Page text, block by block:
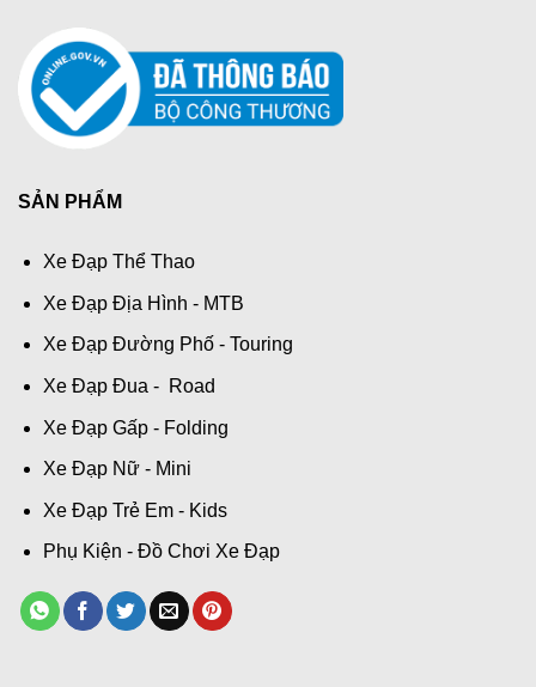
SẢN PHẨM
Xe Đạp Thể Thao
Xe Đạp Địa Hình - MTB
Xe Đạp Đường Phố - Touring
Xe Đạp Đua - Road
Xe Đạp Gấp - Folding
Xe Đạp Nữ - Mini
Xe Đạp Trẻ Em - Kids
Phụ Kiện - Đồ Chơi Xe Đạp